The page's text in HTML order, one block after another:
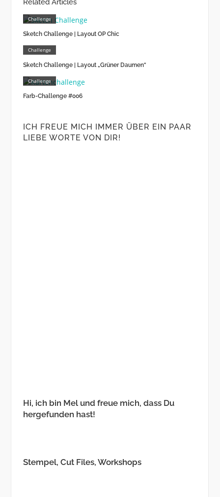
Challenge
Sketch Challenge | Layout OP Chic
Challenge
Sketch Challenge | Layout „Grüner Daumen“
Challenge
Farb-Challenge #006
ICH FREUE MICH IMMER ÜBER EIN PAAR
LIEBE WORTE VON DIR!
Hi, ich bin Mel und freue mich, dass Du
hergefunden hast!
Stempel, Cut Files, Workshops